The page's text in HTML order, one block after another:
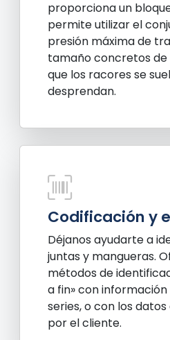
proporciona un
permite utilizar el
presión máxima de
tamaño concretos de
que los racores se
desprendan.
Codificación y
Déjanos ayudarte a
juntas y mangueras.
métodos de
a fin» con
series, o con los
por el cliente.